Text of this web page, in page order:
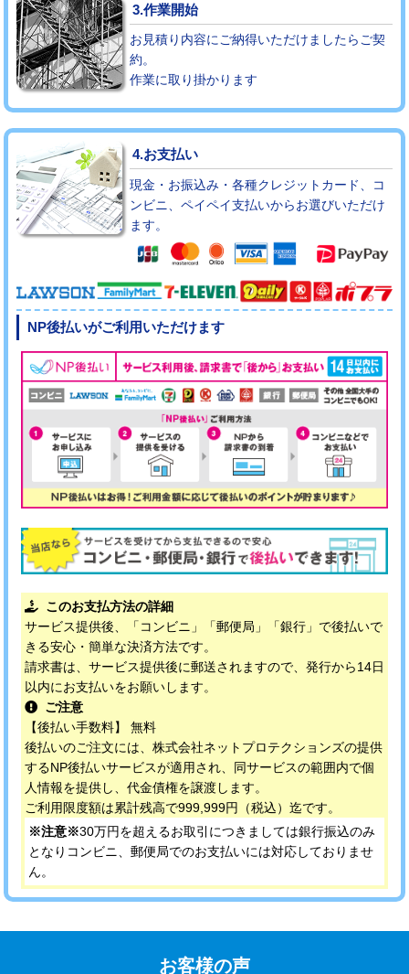
3.作業開始
お見積り内容にご納得いただけましたらご契
約。
作業に取り掛かります
4.お支払い
現金・お振込み・各種クレジットカード、コ
ンビニ、ペイペイ支払いからお選びいただけ
ます。
NP後払いがご利用いただけます
このお支払方法の詳細
サービス提供後、「コンビニ」「郵便局」「銀行」で後払いで
きる安心・簡単な決済方法です。
請求書は、サービス提供後に郵送されますので、発行から14日
以内にお支払いをお願いします。
ご注意
【後払い手数料】 無料
後払いのご注文には、株式会社ネットプロテクションズの提供
するNP後払いサービスが適用され、同サービスの範囲内で個
人情報を提供し、代金債権を譲渡します。
ご利用限度額は累計残高で999,999円（税込）迄です。
※注意※30万円を超えるお取引につきましては銀行振込のみ
となりコンビニ、郵便局でのお支払いには対応しておりませ
ん。
お客様の声